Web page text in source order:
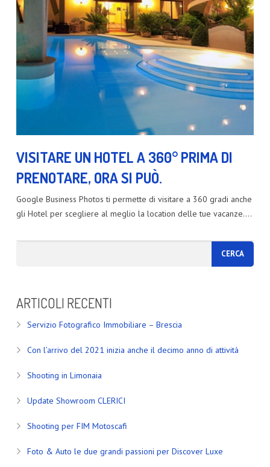
VISITARE UN HOTEL A 360° PRIMA DI
PRENOTARE, ORA SI PUÒ.
Google Business Photos ti permette di visitare a 360 gradi anche
gli Hotel per scegliere al meglio la location delle tue vacanze.…
ARTICOLI RECENTI
Servizio Fotografico Immobiliare – Brescia
Con l’arrivo del 2021 inizia anche il decimo anno di attività
Shooting in Limonaia
Update Showroom CLERICI
Shooting per FIM Motoscafi
Foto & Auto le due grandi passioni per Discover Luxe